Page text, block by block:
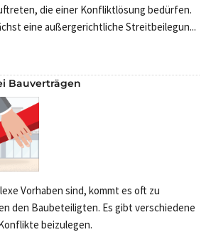
die einer Konfliktlösung bedürfen.
eine außergerichtliche Streitbeilegun...
Bauverträgen
Vorhaben sind, kommt es oft zu
den Baubeteiligten. Es gibt verschiedene
beizulegen.